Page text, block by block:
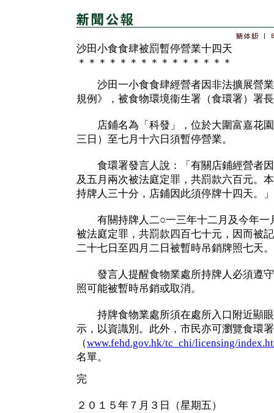
沙田小食食肆被罰暫停營業十四天
＊＊＊＊＊＊＊＊＊＊＊＊＊＊＊
沙田一小食食肆經營者因非法擴展營業
規例》，被食物環境衞生署（食環署）署
店鋪名為「科發」，位於大圍富嘉花園
三日）至七月十六日須暫停營業。
食環署發言人說：「有關店鋪經營者因
及五月兩次被法庭定罪，共罰款六百元。
持牌人三十分，店鋪因此須停牌十四天。」
有關持牌人二○一三年十二月及今年一
被法庭定罪，共罰款四百七十元，因而被
二十七日至四月二日被暫時吊銷牌照七天。
發言人提醒食物業處所持牌人必須遵守
照可能被暫時吊銷或取消。
持牌食物業處所須在處所入口附近顯眼
示，以資識別。此外，市民亦可瀏覽食環
（www.fehd.gov.hk/tc_chi/licensing/
名單。
完
２０１５年７月３日（星期五）